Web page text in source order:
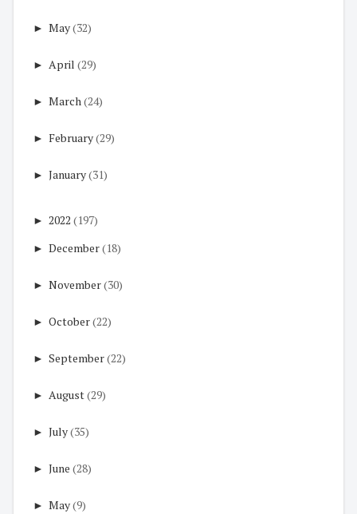
► May(32)
► April (29)
► March(24)
► February(29)
► January(31)
► 2022 (197)
► December(18)
► November(30)
► October(22)
► September(22)
► August(29)
► July(35)
► June (28)
► May(9)